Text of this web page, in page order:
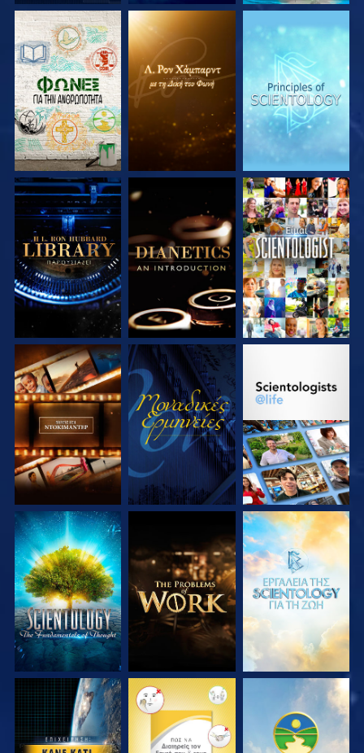
ΕΞΕΡΕΥΝΗΣΤΕ ΤΗ
ΣΕΙΡΑ
ΕΞΕΡΕΥΝΗΣΤΕ ΤΗ
ΣΕΙΡΑ
ΕΞΕΡΕΥΝΗΣΤΕ ΤΗ
ΣΕΙΡΑ
ΕΞΕΡΕΥΝΗΣΤΕ ΤΗ
ΣΕΙΡΑ
ΕΞΕΡΕΥΝΗΣΤΕ ΤΗ
ΣΕΙΡΑ
ΠΑΡΑΚΟΛΟΥΘΗΣΤΕ
ΕΞΕΡΕΥΝΗΣΤΕ ΤΗ
ΣΕΙΡΑ
ΠΑΡΑΚΟΛΟΥΘΗΣΤΕ
ΕΞΕΡΕΥΝΗΣΤΕ ΤΗ
ΕΞΕΡΕΥΝΗΣΤΕ ΤΗ
ΣΕΙΡΑ
ΕΞΕΡΕΥΝΗΣΤΕ ΤΗ
ΣΕΙΡΑ
ΕΞΕΡΕΥΝΗΣΤΕ ΤΗ
ΣΕΙΡΑ
ΠΑΡΑΚΟΛΟΥΘΗΣΤΕ ΠΑΡΑΚΟΛΟΥΘΗΣΤΕ ΠΑΡΑΚΟΛΟΥΘΗΣΤΕ